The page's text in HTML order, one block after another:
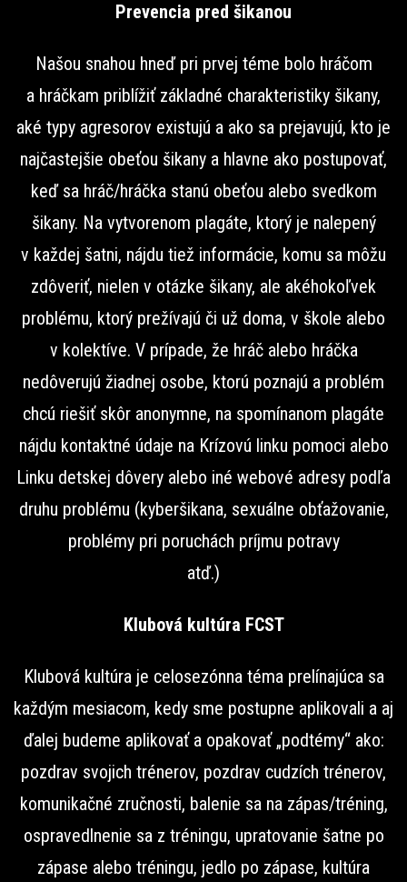
Prevencia pred šikanou
Našou snahou hneď pri prvej téme bolo hráčom
a hráčkam priblížiť základné charakteristiky šikany,
aké typy agresorov existujú a ako sa prejavujú, kto je
najčastejšie obeťou šikany a hlavne ako postupovať,
keď sa hráč/hráčka stanú obeťou alebo svedkom
šikany. Na vytvorenom plagáte, ktorý je nalepený
v každej šatni, nájdu tiež informácie, komu sa môžu
zdôveriť, nielen v otázke šikany, ale akéhokoľvek
problému, ktorý prežívajú či už doma, v škole alebo
v kolektíve. V prípade, že hráč alebo hráčka
nedôverujú žiadnej osobe, ktorú poznajú a problém
chcú riešiť skôr anonymne, na spomínanom plagáte
nájdu kontaktné údaje na Krízovú linku pomoci alebo
Linku detskej dôvery alebo iné webové adresy podľa
druhu problému (kyberšikana, sexuálne obťažovanie,
problémy pri poruchách príjmu potravy
atď.)
Klubová kultúra FCST
Klubová kultúra je celosezónna téma prelínajúca sa
každým mesiacom, kedy sme postupne aplikovali a aj
ďalej budeme aplikovať a opakovať „podtémy“ ako:
pozdrav svojich trénerov, pozdrav cudzích trénerov,
komunikačné zručnosti, balenie sa na zápas/tréning,
ospravedlnenie sa z tréningu, upratovanie šatne po
zápase alebo tréningu, jedlo po zápase, kultúra